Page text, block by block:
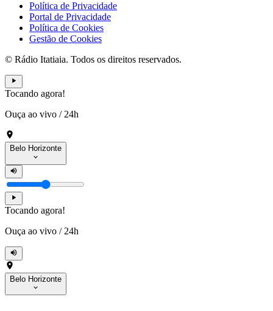
Política de Privacidade
Portal de Privacidade
Política de Cookies
Gestão de Cookies
© Rádio Itatiaia. Todos os direitos reservados.
Tocando agora!
Ouça ao vivo / 24h
Belo Horizonte
Tocando agora!
Ouça ao vivo / 24h
Belo Horizonte